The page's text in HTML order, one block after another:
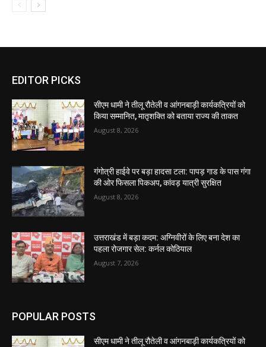
EDITOR PICKS
सीएम धामी ने तीलू रौतेली व आंगनबाड़ी कार्यकत्रियों को
किया सम्मानित, मातृशक्ति को बताया राज्य की ताकत
August 8, 2026
गंगोत्री हाईवे पर बड़ा हादसा टला: पापड़ गाड के पास गंगा
की ओर फिसला पिकअप, कांवड़ यात्री सुरक्षित
August 8, 2026
उत्तराखंड में बड़ा कदम: अग्निवीरों के लिए बना देश का
पहला रोजगार सेल: कर्नल कोठियाल
August 7, 2026
POPULAR POSTS
सीएम धामी ने तीलू रौतेली व आंगनबाड़ी कार्यकत्रियों को